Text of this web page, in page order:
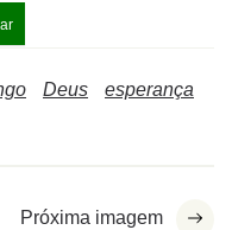
Deus
esperança
Próxima imagem